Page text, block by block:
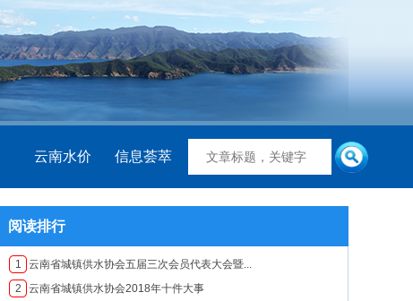
云南水价 信息荟萃
阅读排行
1
云南省城镇供水协会五届三次会员代表大会暨...
2
云南省城镇供水协会2018年十件大事